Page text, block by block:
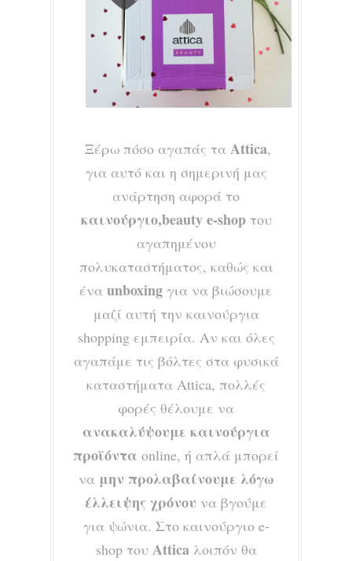
Ξέρω πόσο αγαπάς τα Αttica,
για αυτό και η σημερινή μας
ανάρτηση αφορά το
καινούργιο,beauty e-shopτου
αγαπημένου
πολυκαταστήματος, καθώς και
ένα unboxing για να βιώσουμε
μαζί αυτή την καινούργια
shopping εμπειρία. Αν και όλες
αγαπάμε τις βόλτες στα φυσικά
καταστήματα Attica, πολλές
φορές θέλουμε να
ανακαλύψουμε καινούργια
προϊόντα online, ή απλά μπορεί
να μην προλαβαίνουμε λόγω
έλλειψης χρόνου να βγούμε
για ψώνια. Στο καινούργιο e-
shop του Attica λοιπόν θα